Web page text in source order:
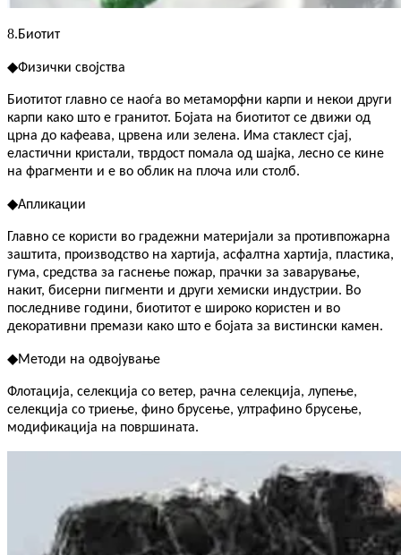
8.Биотит
◆Физички својства
Биотитот главно се наоѓа во метаморфни карпи и некои други
карпи како што е гранитот. Бојата на биотитот се движи од
црна до кафеава, црвена или зелена. Има стаклест сјај,
еластични кристали, тврдост помала од шајка, лесно се кине
на фрагменти и е во облик на плоча или столб.
◆Апликации
Главно се користи во градежни материјали за противпожарна
заштита, производство на хартија, асфалтна хартија, пластика,
гума, средства за гаснење пожар, прачки за заварување,
накит, бисерни пигменти и други хемиски индустрии. Во
последниве години, биотитот е широко користен и во
декоративни премази како што е бојата за вистински камен.
◆Методи на одвојување
Флотација, селекција со ветер, рачна селекција, лупење,
селекција со триење, фино брусење, ултрафино брусење,
модификација на површината.